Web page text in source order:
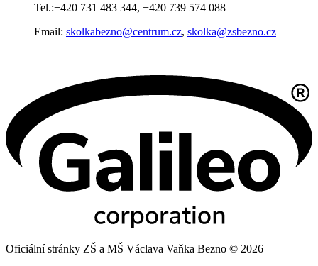
Tel.:+420 731 483 344, +420 739 574 088
Email: skolkabezno@centrum.cz, skolka@zsbezno.cz
Oficiální stránky ZŠ a MŠ Václava Vaňka Bezno © 2026